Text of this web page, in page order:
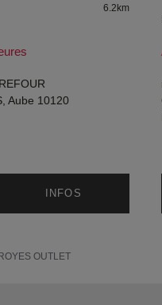
6.2km
Aube 10120
INFOS
OUTLET